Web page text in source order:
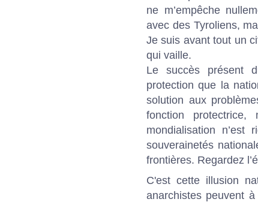
ne m’empêche
avec des Tyroliens,
Je suis avant tout un
qui vaille.
Le succès présent
protection que la
solution aux
fonction
mondialisation
souverainetés
frontières. Regardez
C'est cette illusion
anarchistes peuvent